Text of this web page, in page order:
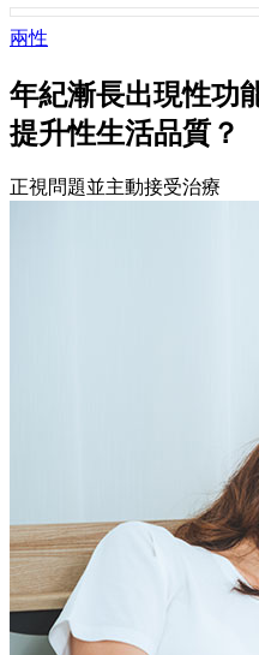
兩性
年紀漸長出現性功
提升性生活品質？
正視問題並主動接受治療